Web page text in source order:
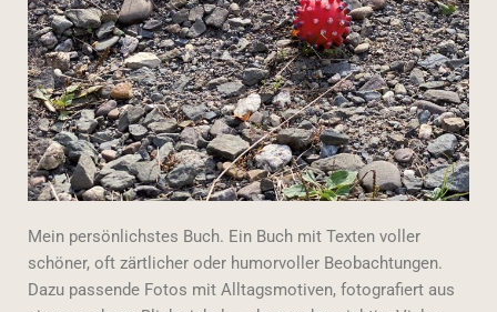
Mein persönlichstes Buch. Ein Buch mit Texten voller
schöner, oft zärtlicher oder humorvoller Beobachtungen.
Dazu passende Fotos mit Alltagsmotiven, fotografiert aus